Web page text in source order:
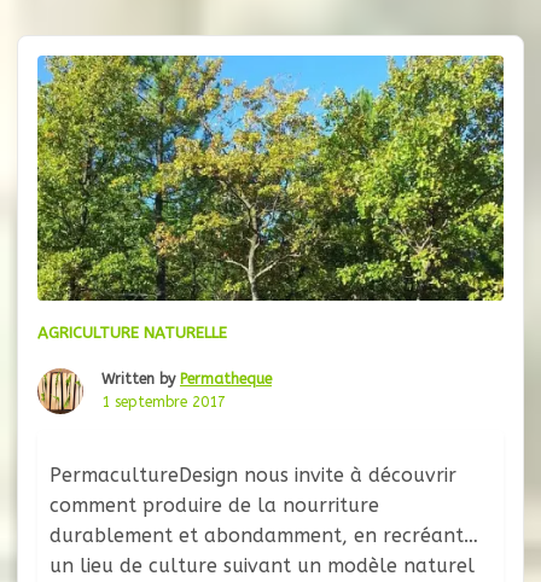
populations et l’épigénétique
AGRICULTURE NATURELLE
Written by Permatheque
1 septembre 2017
PermacultureDesign nous invite à découvrir
comment produire de la nourriture
durablement et abondamment, en recréant
un lieu de culture suivant un modèle naturel